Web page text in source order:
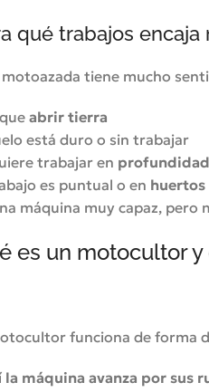
qué trabajos
motoazada tiene mucho
abrir tierra
está duro o sin trabajar
trabajar en profundidad
es puntual o en huertos
máquina muy capaz, pero
es un motocultor
funciona de forma
la máquina avanza por sus